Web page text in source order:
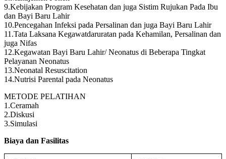
9.Kebijakan Program Kesehatan dan juga Sistim Rujukan Pada Ibu
dan Bayi Baru Lahir
10.Pencegahan Infeksi pada Persalinan dan juga Bayi Baru Lahir
11.Tata Laksana Kegawatdaruratan pada Kehamilan, Persalinan dan
juga Nifas
12.Kegawatan Bayi Baru Lahir/ Neonatus di Beberapa Tingkat
Pelayanan Neonatus
13.Neonatal Resuscitation
14.Nutrisi Parental pada Neonatus
METODE PELATIHAN
1.Ceramah
2.Diskusi
3.Simulasi
Biaya dan Fasilitas